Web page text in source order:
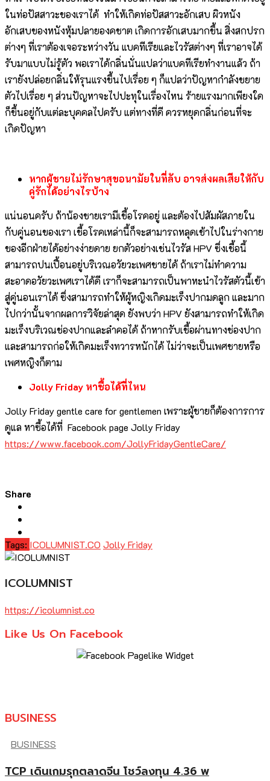
ในท่อปัสสาวะของเราได้ ทำให้เกิดท่อปัสสาวะอักเสบ ผิวหนัง
อักเสบของหนังหุ้มปลายองคชาต เกิดการอักเสบมากขึ้น สิ่งสกปรก
ต่างๆ ที่เราต้องเจอระหว่างวัน แบคทีเรียและไวรัสต่างๆ ที่เราอาจได้
รับมาแบบไม่รู้ตัว พอเราได้กลิ่นนั่นแปลว่าแบคทีเรียทำงานแล้ว ถ้า
เรายังปล่อยกลิ่นให้รุนแรงขึ้นไปเรื่อย ๆ ก็แปลว่าปัญหากำลังขยาย
ตัวไปเรื่อย ๆ ส่วนปัญหาจะไปปะทุในเรื่องไหน ร้ายแรงมากเพียงใด
ก็ขึ้นอยู่กับแต่ละบุคคลไปครับ แต่ทางที่ดี ควรหยุดกลิ่นก่อนที่จะ
เกิดปัญหา
หากผู้ชายไม่รักษาสุขอนามัยในที่ลับ อาจส่งผลเสียให้กับ
คู่รักได้อย่างไรบ้าง
แน่นอนครับ ถ้าน้องชายเรามีเชื้อโรคอยู่ และต้องไปสัมผัสภายใน
กับคู่นอนของเรา เชื้อโรคเหล่านี้ก็จะสามารถหลุดเข้าไปในร่างกาย
ของอีกฝ่ายได้อย่างง่ายดาย ยกตัวอย่างเช่นไวรัส HPV ซึ่งเชื้อนี้
สามารถปนเปื้อนอยู่บริเวณอวัยวะเพศชายได้ ถ้าเราไม่ทำความ
สะอาดอวัยวะเพศเราได้ดี เราก็จะสามารถเป็นพาหะนำไวรัสตัวนี้เข้า
สู่คู่นอนเราได้ ซึ่งสามารถทำให้ผู้หญิงเกิดมะเร็งปากมดลูก และมาก
ไปกว่านั้นจากผลการวิจัยล่าสุด ยังพบว่า HPV ยังสามารถทำให้เกิด
มะเร็งบริเวณช่องปากและลำคอได้ ถ้าหากรับเชื้อผ่านทางช่องปาก
และสามารถก่อให้เกิดมะเร็งทวารหนักได้ ไม่ว่าจะเป็นเพศชายหรือ
เพศหญิงก็ตาม
Jolly Friday หาซื้อได้ที่ไหน
Jolly Friday gentle care for gentlemen เพราะผู้ชายก็ต้องการการ
ดูแล หาซื้อได้ที่ Facebook page Jolly Friday
https://www.facebook.com/JollyFridayGentleCare/
Share
Tags: ICOLUMNIST.CO Jolly Friday
ICOLUMNIST
https://icolumnist.co
Like Us On Facebook
BUSINESS
BUSINESS
TCP เดินเกมรุกตลาดจีน โชว์ลงทุน 4.36 พ